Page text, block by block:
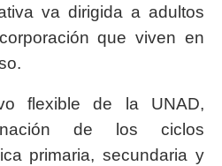
va dirigida a adultos
que viven en
flexible de la UNAD,
de los ciclos
primaria, secundaria y